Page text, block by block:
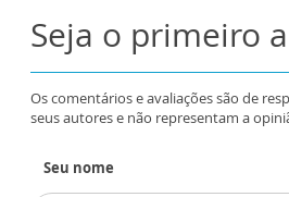
Seja o primeiro
Os comentários e avaliações são de
seus autores e não representam a
Seu nome